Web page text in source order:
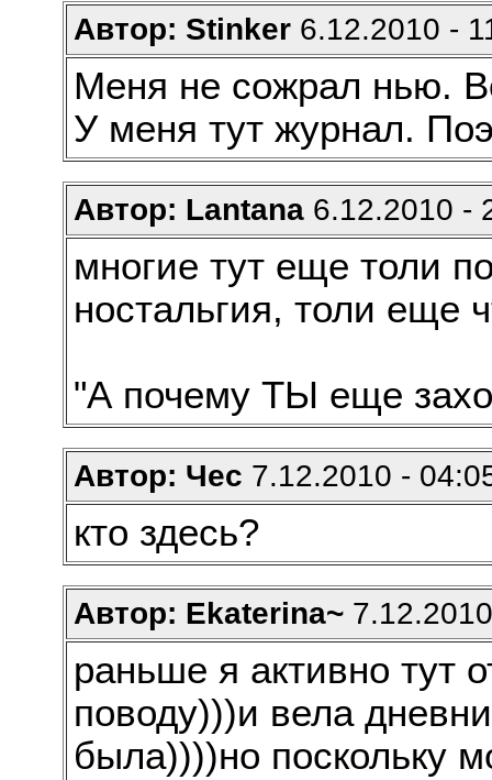
Автор: Stinker6.12.2010 -
Меня не сожрал нью.
У меня тут журнал.
Автор: Lantana6.12.2010 -
многие тут еще толи
ностальгия, толи еще
"А почему ТЫ еще
Автор: Чес 7.12.2010 -
кто здесь?
Автор: Ekaterina~
раньше я активно тут
поводу)))и вела
была))))но поскольку